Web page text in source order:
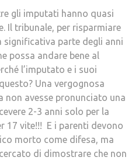
gli imputati hanno quasi
Il tribunale, per risparmiare
significativa parte degli anni
possa andare bene al
l’imputato e i suoi
Una vergognosa
non avesse pronunciato una
2-3 anni solo per la
17 vite!!! E i parenti devono
morto come difesa, ma
di dimostrare che non